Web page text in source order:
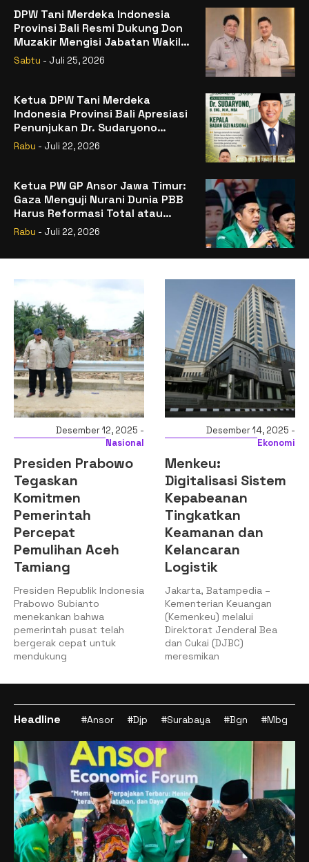
DPW Tani Merdeka Indonesia
Provinsi Bali Resmi Dukung Don
Muzakir Mengisi Jabatan Wakil
Menteri Pertanian RI
Sabtu - Juli 25, 2026
Ketua DPW Tani Merdeka
Indonesia Provinsi Bali Apresiasi
Penunjukan Dr. Sudaryono
sebagai Kepala Badan Gizi
Rabu - Juli 22, 2026
Ketua PW GP Ansor Jawa Timur:
Gaza Menguji Nurani Dunia PBB
Harus Reformasi Total atau
Kehilangan Legitimasi
Rabu - Juli 22, 2026
Desember 12, 2025 -
Nasional
Presiden Prabowo
Tegaskan
Komitmen
Pemerintah
Percepat
Pemulihan Aceh
Tamiang
Presiden Republik Indonesia
Prabowo Subianto
menekankan bahwa
pemerintah pusat telah
bergerak cepat untuk
mendukung
Desember 14, 2025 -
Ekonomi
Menkeu:
Digitalisasi Sistem
Kepabeanan
Tingkatkan
Keamanan dan
Kelancaran
Logistik
Jakarta, Batampedia –
Kementerian Keuangan
(Kemenkeu) melalui
Direktorat Jenderal Bea
dan Cukai (DJBC)
meresmikan
Headline #Ansor #Djp #Surabaya #Bgn #Mbg